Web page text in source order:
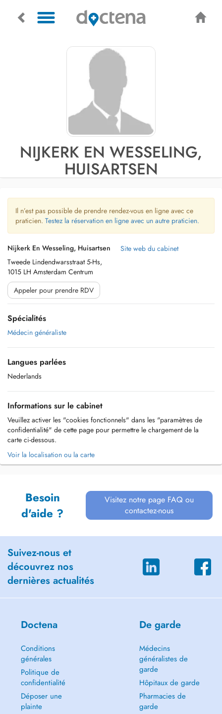
NIJKERK EN WESSELING,
HUISARTSEN
Il n’est pas possible de prendre rendez-vous en ligne avec ce
praticien. Testez la réservation en ligne avec un autre praticien.
Nijkerk En Wesseling, Huisartsen
Tweede Lindendwarsstraat 5-Hs,
1015 LH Amsterdam Centrum
Site web du cabinet
Appeler pour prendre RDV
Spécialités
Médecin généraliste
Langues parlées
Nederlands
Informations sur le cabinet
Veuillez activer les "cookies fonctionnels" dans les "paramètres de
confidentialité" de cette page pour permettre le chargement de la
carte ci-dessous.
Voir la localisation ou la carte
Besoin
d'aide ?
Visitez notre page FAQ ou
contactez-nous
Suivez-nous et
découvrez nos
dernières actualités
Doctena
Conditions
générales
Politique de
confidentialité
Déposer une
plainte
De garde
Médecins
généralistes de
garde
Hôpitaux de garde
Pharmacies de
garde